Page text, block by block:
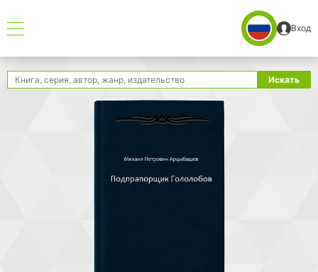
Вход
Поиск Искать